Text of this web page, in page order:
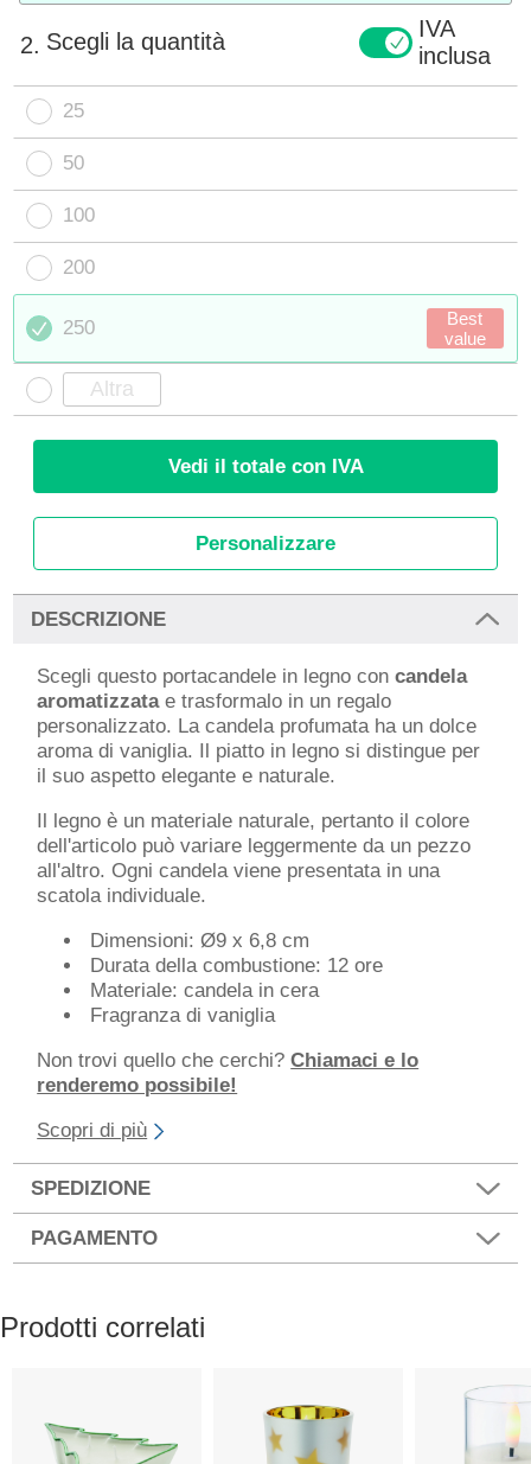
2. Scegli la quantità
IVA
inclusa
25
50
100
200
250
Best
value
Vedi il totale con IVA
Personalizzare
DESCRIZIONE
Scegli questo portacandele in legno concandela
aromatizzatae trasformalo in un regalo
personalizzato. La candela profumata ha un dolce
aroma di vaniglia. Il piatto in legno si distingue per
il suo aspetto elegante e naturale.
Il legno è un materiale naturale, pertanto il colore
dell'articolo può variare leggermente da un pezzo
all'altro. Ogni candela viene presentata in una
scatola individuale.
Dimensioni: Ø9 x 6,8 cm
Durata della combustione: 12 ore
Materiale: candela in cera
Fragranza di vaniglia
Non trovi quello che cerchi?Chiamaci e lo
renderemo possibile!
Scopri di più
SPEDIZIONE
PAGAMENTO
Prodotti correlati